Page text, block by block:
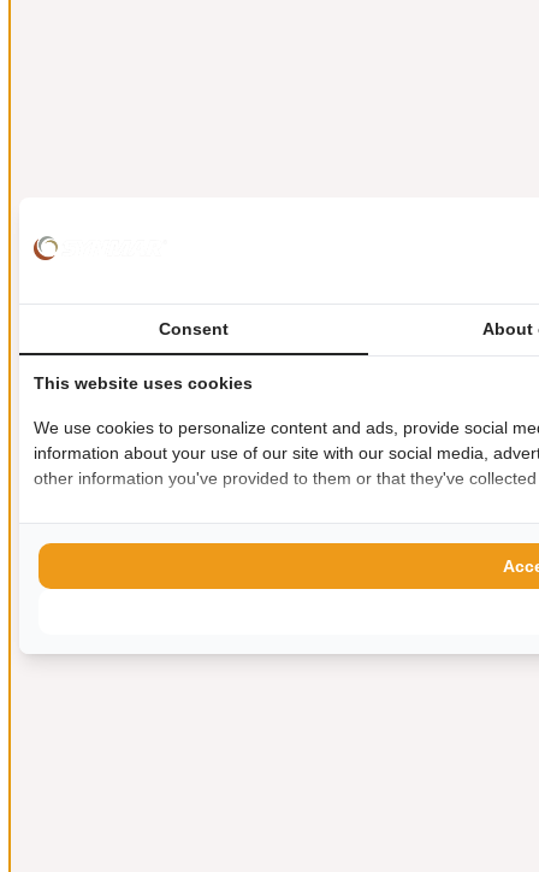
Consent About
This website uses cookies
We use cookies to personalize content and ads, provide social
information about your use of our site with our social media,
other information you've provided to them or that they've